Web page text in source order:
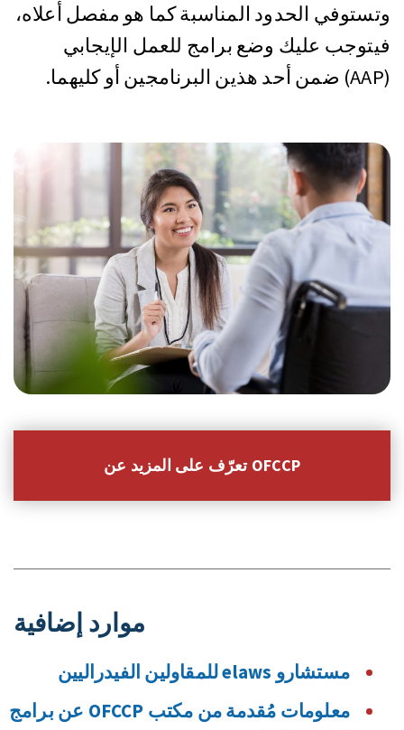
وتستوفي الحدود المناسبة كما هو مفصل أعلاه،
فيتوجب عليك وضع برامج للعمل الإيجابي
(AAP) ضمن أحد هذين البرنامجين أو كليهما.
تعرّف على المزيد عن OFCCP
موارد إضافية
مستشارو elaws للمقاولين الفيدراليين
معلومات مُقدمة من مكتب OFCCP عن برامج